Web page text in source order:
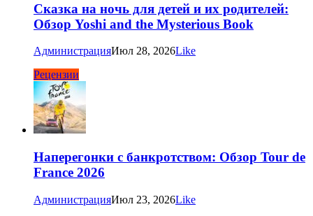
Сказка на ночь для детей и их родителей:
Обзор Yoshi and the Mysterious Book
АдминистрацияИюл 28, 2026Like
Рецензии
Наперегонки с банкротством: Обзор Tour de
France 2026
АдминистрацияИюл 23, 2026Like